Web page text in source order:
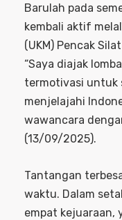
Barulah pada
kembali aktif
(UKM) Pencak
“Saya diajak
termotivasi untuk
menjelajahi
wawancara
(13/09/2025).
Tantangan
waktu. Dalam
empat kejuaraan,